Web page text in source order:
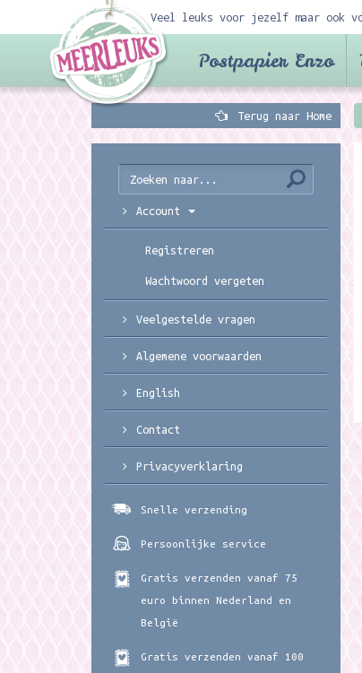
Veel leuks voor jezelf maar ook
Postpapier Enzo
Terug naar Home
Account
Registreren
Wachtwoord vergeten
Veelgestelde vragen
Algemene voorwaarden
English
Contact
Privacyverklaring
Snelle verzending
Persoonlijke service
Gratis verzenden vanaf 75
euro binnen Nederland en
België
Gratis verzenden vanaf 100